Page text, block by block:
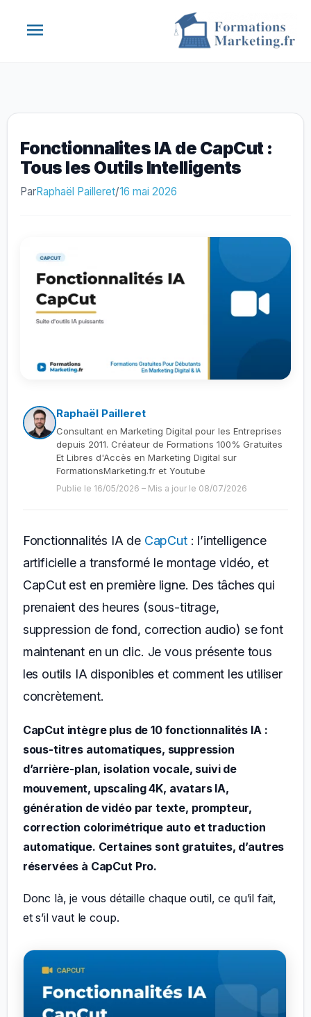
Menu
Fonctionnalites IA de CapCut :
Tous les Outils Intelligents
ParRaphaël Pailleret/16 mai 2026
Raphaël Pailleret
Consultant en Marketing Digital pour les Entreprises
depuis 2011. Créateur de Formations 100% Gratuites
Et Libres d'Accès en Marketing Digital sur
FormationsMarketing.fr et Youtube
Publie le 16/05/2026 – Mis a jour le 08/07/2026
Fonctionnalités IA de CapCut: l’intelligence
artificielle a transformé le montage vidéo, et
CapCut est en première ligne. Des tâches qui
prenaient des heures (sous-titrage,
suppression de fond, correction audio) se font
maintenant en un clic. Je vous présente tous
les outils IA disponibles et comment les utiliser
concrètement.
CapCut intègre plus de 10 fonctionnalités IA :
sous-titres automatiques, suppression
d’arrière-plan, isolation vocale, suivi de
mouvement, upscaling 4K, avatars IA,
génération de vidéo par texte, prompteur,
correction colorimétrique auto et traduction
automatique. Certaines sont gratuites, d’autres
réservées à CapCut Pro.
Donc là, je vous détaille chaque outil, ce qu’il fait,
et s’il vaut le coup.